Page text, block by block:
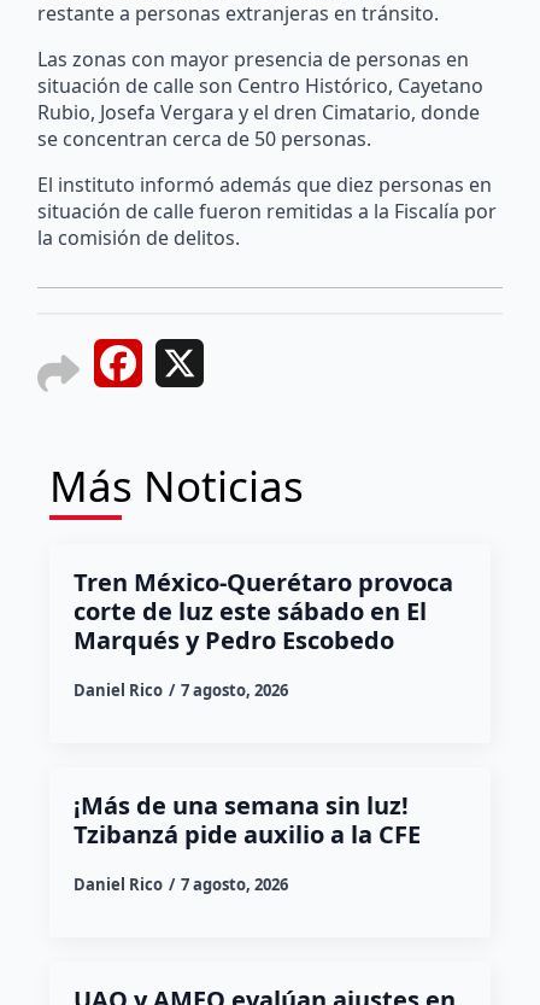
restante a personas extranjeras en tránsito.
Las zonas con mayor presencia de personas en
situación de calle son Centro Histórico, Cayetano
Rubio, Josefa Vergara y el dren Cimatario, donde
se concentran cerca de 50 personas.
El instituto informó además que diez personas en
situación de calle fueron remitidas a la Fiscalía por
la comisión de delitos.
Facebook
Más Noticias
Tren México-Querétaro provoca
corte de luz este sábado en El
Marqués y Pedro Escobedo
Daniel Rico 7 agosto, 2026
¡Más de una semana sin luz!
Tzibanzá pide auxilio a la CFE
Daniel Rico 7 agosto, 2026